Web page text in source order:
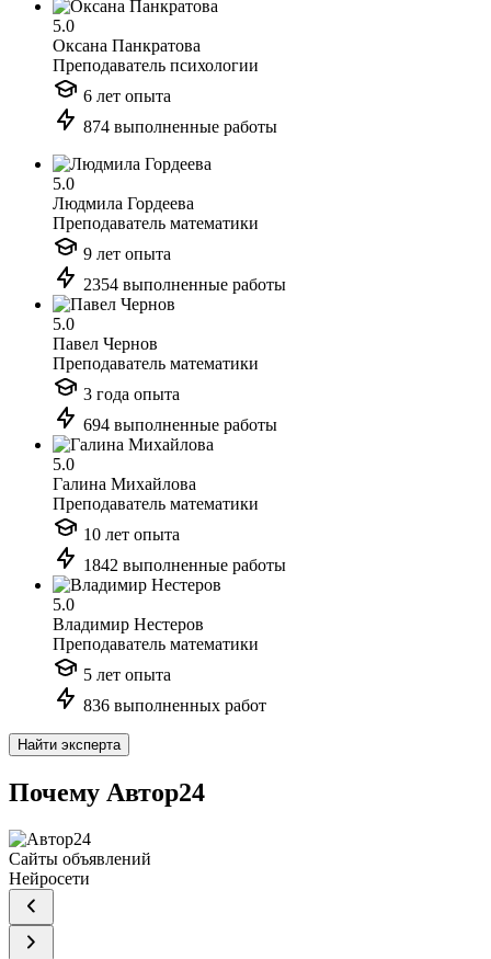
5.0
Оксана Панкратова
Преподаватель психологии
6 лет опыта
874 выполненные работы
5.0
Людмила Гордеева
Преподаватель математики
9 лет опыта
2354 выполненные работы
5.0
Павел Чернов
Преподаватель математики
3 года опыта
694 выполненные работы
5.0
Галина Михайлова
Преподаватель математики
10 лет опыта
1842 выполненные работы
5.0
Владимир Нестеров
Преподаватель математики
5 лет опыта
836 выполненных работ
Найти эксперта
Почему Автор24
Сайты объявлений
Нейросети